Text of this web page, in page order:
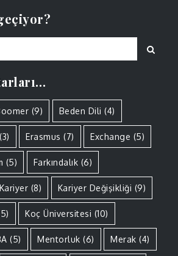
(9) Beden Dili (4)
(3) Erasmus (7) Exchange (5)
(5) Farkındalık (6)
Kariyer (8) Kariyer Değişikliği (9)
Koç Üniversitesi (10)
(5) Mentorluk (6) Merak (4)